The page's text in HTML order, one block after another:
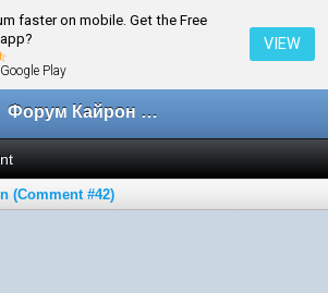
faster on mobile. Get the Free
Play
VIEW
Форум Кайрон клана
(Comment #42)